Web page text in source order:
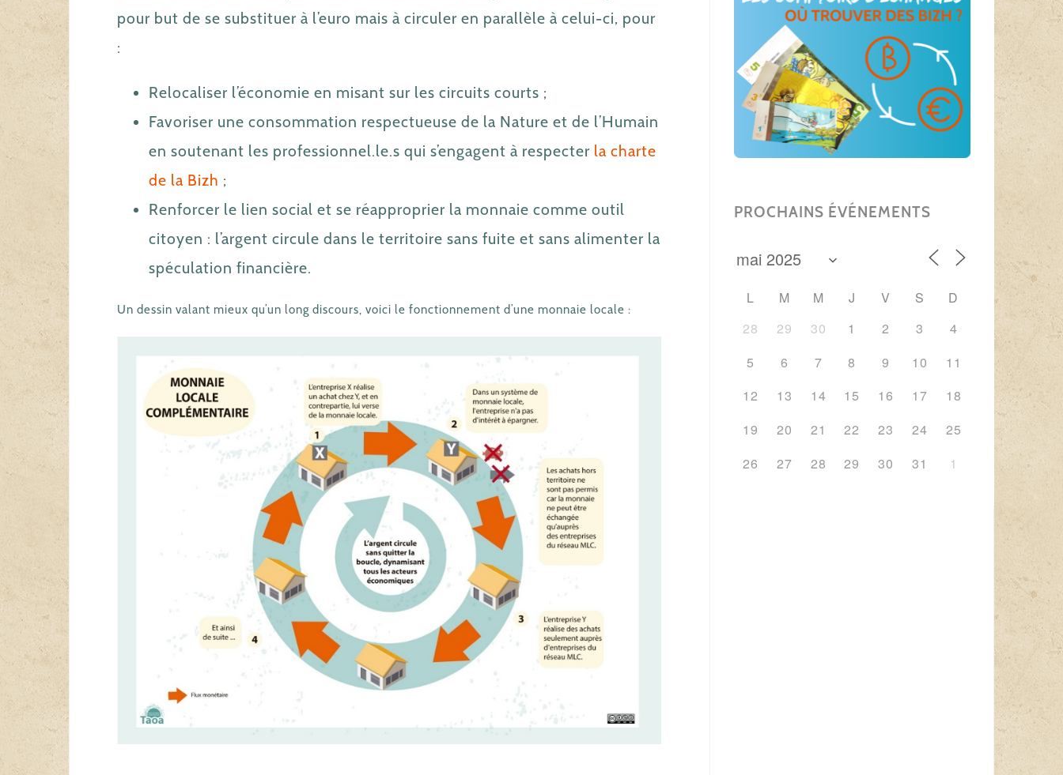
pour but de se substituer à l’euro mais à circuler en parallèle à celui-ci, pour
:
Relocaliser l’économie en misant sur les circuits courts ;
Favoriser une consommation respectueuse de la Nature et de l’Humain
en soutenant les professionnel.le.s qui s’engagent à respecter la charte
de la Bizh ;
Renforcer le lien social et se réapproprier la monnaie comme outil
citoyen : l’argent circule dans le territoire sans fuite et sans alimenter la
spéculation financière.
Un dessin valant mieux qu’un long discours, voici le fonctionnement d’une monnaie locale :
PROCHAINS ÉVÉNEMENTS
L M M J V S
D
28
29 30 1 2 3
4
5
6 7 8 9 10
11
12
13 14 15 16 17
18
19
20 21 22 23 24
25
26
27 28 29 30 31 1